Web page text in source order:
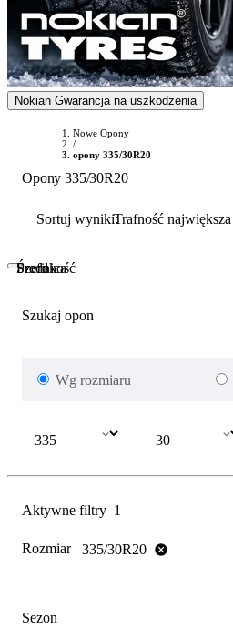
Nokian Gwarancja na uszkodzenia
Nowe Opony
/
opony 335/30R20
Opony 335/30R20
Sortuj wyniki:
Szukaj opon
Wg rozmiaru
Szerokość
Profil
Średnica
Aktywne filtry 1
Rozmiar 335/30R20
Sezon